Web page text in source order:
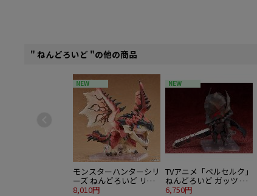
" ねんどろいど "の他の商品
NEW
モンスターハンターシリ
ーズ ねんどろいど リオ
レウス
8,010円
NEW
TVアニメ「ベルセルク」
ねんどろいど ガッツ 狂
戦士の甲冑Ver. BLOOD
6,750円